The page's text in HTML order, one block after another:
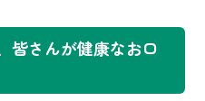
皆さんが健康なお口